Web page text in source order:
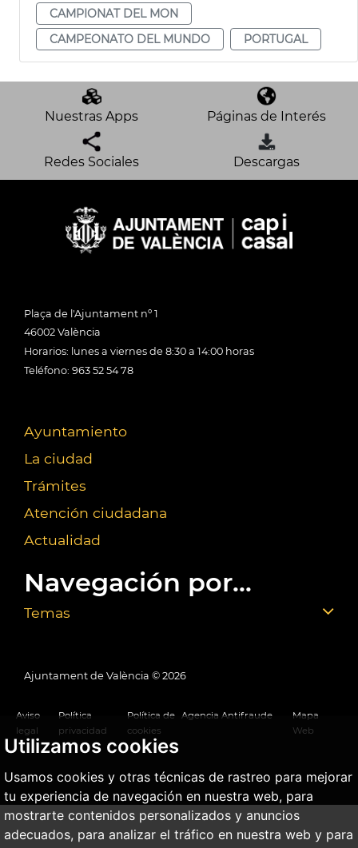
Utilizamos cookies
Usamos cookies y otras técnicas de rastreo para mejorar
tu experiencia de navegación en nuestra web, para
mostrarte contenidos personalizados y anuncios
adecuados, para analizar el tráfico en nuestra web y para
CAMPIONAT DEL MON
CAMPEONATO DEL MUNDO
PORTUGAL
Nuestras Apps Páginas de Interés
Redes Sociales Descargas
Plaça de l'Ajuntament nº 1
46002 València
Horarios: lunes a viernes de 8:30 a 14:00 horas
Teléfono: 963 52 54 78
Ayuntamiento
La ciudad
Trámites
Atención ciudadana
Actualidad
Navegación por...
Temas
Ajuntament de València © 2026
Aviso
legal
Política
privacidad
Política de
cookies
Agencia Antifraude
Mapa
Web